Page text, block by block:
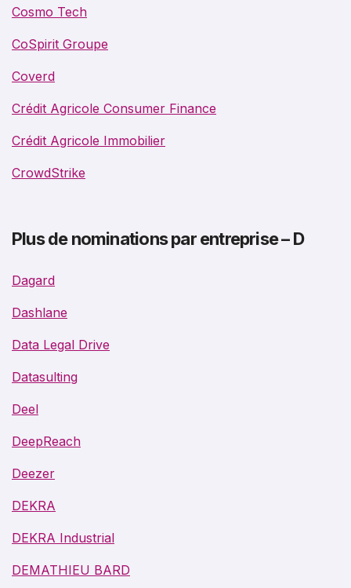
Cosmo Tech
CoSpirit Groupe
Coverd
Crédit Agricole Consumer Finance
Crédit Agricole Immobilier
CrowdStrike
Plus de nominations par entreprise – D
Dagard
Dashlane
Data Legal Drive
Datasulting
Deel
DeepReach
Deezer
DEKRA
DEKRA Industrial
DEMATHIEU BARD